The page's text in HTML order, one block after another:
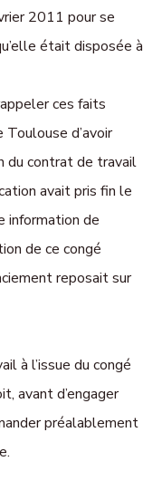
2011 pour se
était disposée à
ces faits
Toulouse d’avoir
du contrat de travail
avait pris fin le
information de
de ce congé
reposait sur
à l’issue du congé
avant d’engager
préalablement